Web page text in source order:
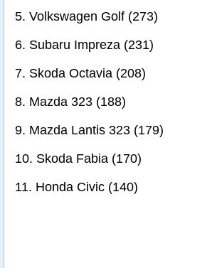
5. Volkswagen Golf (273)
6. Subaru Impreza (231)
7. Skoda Octavia (208)
8. Mazda 323 (188)
9. Mazda Lantis 323 (179)
10. Skoda Fabia (170)
11. Honda Civic (140)